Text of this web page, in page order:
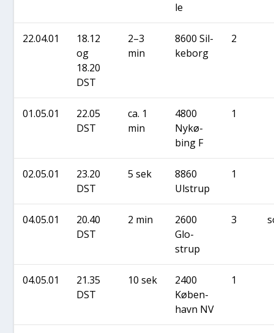
le
22.04.01
18.12
og
18.20
DST
2–3
min
8600 Sil­
ke­borg
2
01.05.01
22.05
DST
ca. 1
min
4800
Nykø­
bing F
1
02.05.01
23.20
DST
5 sek
8860
Ulstrup
1
04.05.01
20.40
DST
2 min
2600
Glo­
strup
3
04.05.01
21.35
DST
10 sek
2400
Køben­
havn NV
1